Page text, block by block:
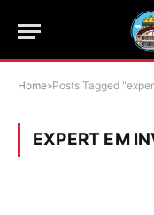
Home»Posts Tagged
EXPERT EM